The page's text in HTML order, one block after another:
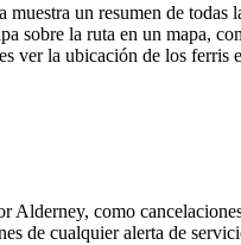
un resumen de
sobre la ruta en un mapa,
ver la ubicación de los ferris
como
de cualquier alerta de